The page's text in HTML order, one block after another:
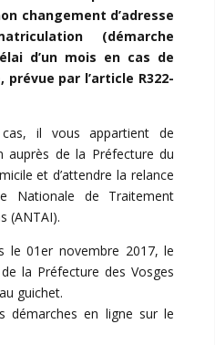
changement d’adresse
(démarche
d’un mois en cas de
prévue par l’article R322-
il vous appartient de
auprès de la Préfecture du
et d’attendre la relance
Nationale de Traitement
(ANTAI).
le 01er novembre 2017, le
la Préfecture des Vosges
guichet.
démarches en ligne sur le